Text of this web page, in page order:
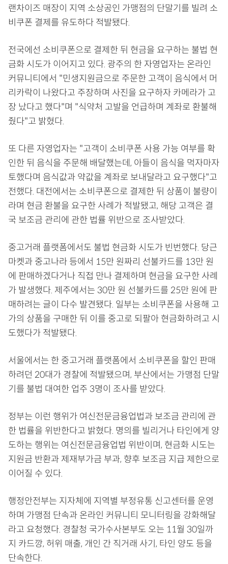
랜차이즈 매장이 지역 소상공인 가맹점의 단말기를 빌려 소
비쿠폰 결제를 유도하다 적발됐다.
전국에선 소비쿠폰으로 결제한 뒤 현금을 요구하는 불법 현
금화 시도가 이어지고 있다. 광주의 한 자영업자는 온라인
커뮤니티에서 "민생지원금으로 주문한 고객이 음식에서 머
리카락이 나왔다고 주장하며 사진을 요구하자 카메라가 고
장 났다고 했다"며 "식약처 고발을 언급하며 계좌로 환불해
줬다"고 밝혔다.
또 다른 자영업자는 "고객이 소비쿠폰 사용 가능 여부를 확
인한 뒤 음식을 주문해 배달했는데, 아들이 음식을 먹자마자
토했다며 음식값과 약값을 계좌로 보내달라고 요구했다"고
전했다. 대전에서는 소비쿠폰으로 결제한 뒤 상품이 불량이
라며 현금 환불을 요구한 사례가 적발됐고, 해당 고객은 결
국 보조금 관리에 관한 법률 위반으로 조사받았다.
중고거래 플랫폼에서도 불법 현금화 시도가 빈번했다. 당근
마켓과 중고나라 등에서 15만 원짜리 선불카드를 13만 원
에 판매하겠다거나 직접 만나 결제하며 현금을 요구한 사례
가 발생했다. 제주에서는 30만 원 선불카드를 25만 원에 판
매하려는 글이 다수 발견됐다. 일부는 소비쿠폰을 사용해 고
가의 상품을 구매한 뒤 이를 중고로 되팔아 현금화하려고 시
도했다가 적발됐다.
서울에서는 한 중고거래 플랫폼에서 소비쿠폰을 할인 판매
하려던 20대가 경찰에 적발됐으며, 부산에서는 가맹점 단말
기를 불법 대여한 업주 3명이 조사를 받았다.
정부는 이런 행위가 여신전문금융업법과 보조금 관리에 관
한 법률을 위반한다고 밝혔다. 명의를 빌리거나 타인에게 양
도하는 행위는 여신전문금융업법 위반이며, 현금화 시도는
지원금 반환과 제재부가금 부과, 향후 보조금 지급 제한으로
이어질 수 있다.
행정안전부는 지자체에 지역별 부정유통 신고센터를 운영
하며 가맹점 단속과 온라인 커뮤니티 모니터링을 강화해달
라고 요청했다. 경찰청 국가수사본부도 오는 11월 30일까
지 카드깡, 허위 매출, 개인 간 직거래 사기, 타인 양도 등을
단속한다.